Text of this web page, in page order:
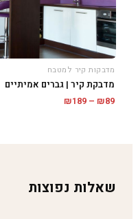
מדבקות קיר למטבח
מדבקת קיר | גברים אמיתיים
₪89
–
₪189
שאלות נפוצות